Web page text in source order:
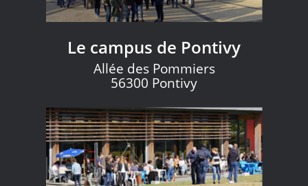
Le campus de Pontivy
Allée des Pommiers
56300 Pontivy